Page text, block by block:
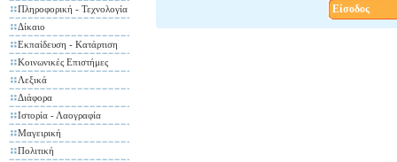
Πληροφορική - Τεχνολογία
Δίκαιο
Εκπαίδευση - Κατάρτιση
Κοινωνικές Επιστήμες
Λεξικά
Διάφορα
Ιστορία - Λαογραφία
Μαγειρική
Πολιτική
Είσοδος